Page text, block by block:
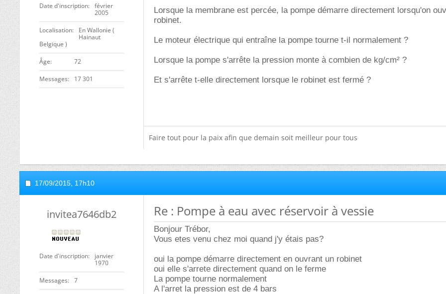
Date d'inscription
février
2005
Localisation
En Wallonie (
Hainaut
Belgique )
ge 72
Messages 17 301
Lorsque la membrane est percée, la pompe démarre directement lorsqu'on
robinet.
Le moteur électrique qui entraîne la pompe tourne t-il normalement ?
Lorsque la pompe s'arrête la pression monte à combien de kg/cm² ?
Et s'arrête t-elle directement lorsque le robinet est fermé ?
Faire tout pour la paix afin que demain soit meilleur pour tous
17/09/2015, 17h10
invitea7646db2
Date d'inscription
janvier
1970
Messages 7
Re : Pompe à eau avec réservoir à vessie
Bonjour Trébor,
Vous etes venu chez moi quand j'y étais pas?
oui la pompe démarre directement en ouvrant un robinet
oui elle s'arrete directement quand on le ferme
La pompe tourne normalement
A l'arret la pression est de 4 bars